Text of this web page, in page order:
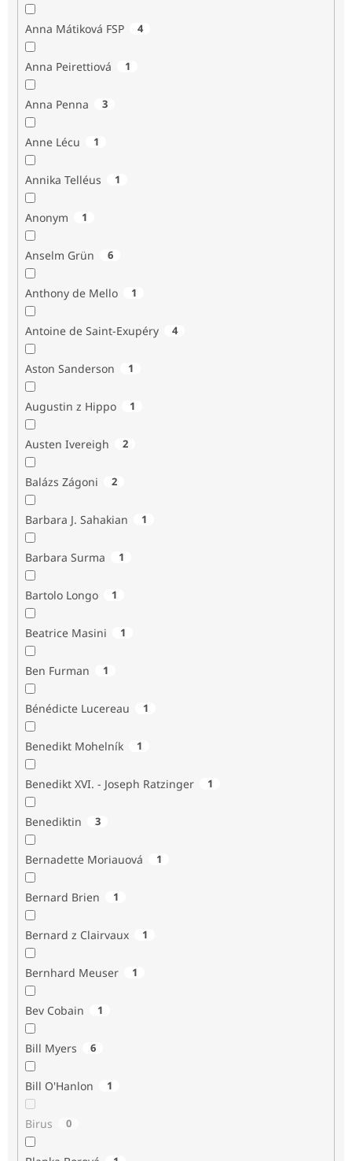
Anna Mátiková FSP 4
Anna Peirettiová 1
Anna Penna 3
Anne Lécu 1
Annika Telléus 1
Anonym 1
Anselm Grün 6
Anthony de Mello 1
Antoine de Saint-Exupéry 4
Aston Sanderson 1
Augustin z Hippo 1
Austen Ivereigh 2
Balázs Zágoni 2
Barbara J. Sahakian 1
Barbara Surma 1
Bartolo Longo 1
Beatrice Masini 1
Ben Furman 1
Bénédicte Lucereau 1
Benedikt Mohelník 1
Benedikt XVI. - Joseph Ratzinger 1
Benediktin 3
Bernadette Moriauová 1
Bernard Brien 1
Bernard z Clairvaux 1
Bernhard Meuser 1
Bev Cobain 1
Bill Myers 6
Bill O'Hanlon 1
Birus 0